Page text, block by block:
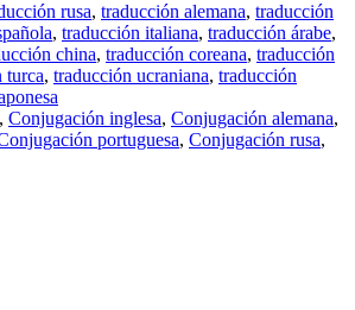
rusa, traducción alemana, traducción
, traducción italiana, traducción árabe,
china, traducción coreana, traducción
turca, traducción ucraniana, traducción
, Conjugación inglesa, Conjugación alemana,
portuguesa, Conjugación rusa,